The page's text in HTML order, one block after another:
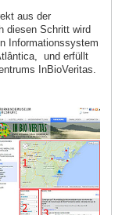
aus der
diesen Schritt wird
Informationssystem
und erfüllt
InBioVeritas.